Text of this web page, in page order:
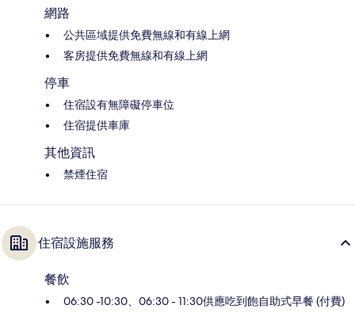
網路
公共區域提供免費無線和有線上網
客房提供免費無線和有線上網
停車
住宿設有無障礙停車位
住宿提供車庫
其他資訊
禁煙住宿
住宿設施服務
餐飲
06:30 -10:30、06:30 - 11:30供應吃到飽自助式早餐 (付費)